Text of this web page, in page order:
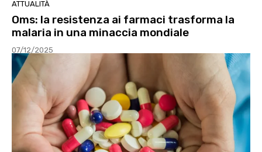
ATTUALITÀ
Oms: la resistenza ai farmaci trasforma la
malaria in una minaccia mondiale
07/12/2025